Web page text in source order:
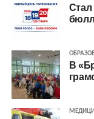
Стал
В